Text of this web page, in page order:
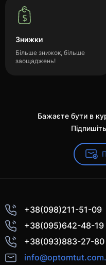
Знижки
Більше знижок, більше
заощаджень!
Бажаєте бути в
+38(098)211-51-09
+38(095)642-48-19
+38(093)883-27-80